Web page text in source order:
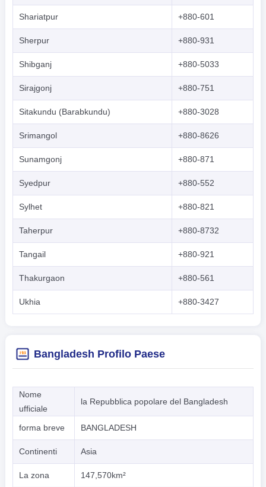
Shariatpur +880-601
Sherpur +880-931
Shibganj +880-5033
Sirajgonj +880-751
Sitakundu (Barabkundu) +880-3028
Srimangol +880-8626
Sunamgonj +880-871
Syedpur +880-552
Sylhet +880-821
Taherpur +880-8732
Tangail +880-921
Thakurgaon +880-561
Ukhia +880-3427
Bangladesh Profilo Paese
Nome
ufficiale
la Repubblica popolare del Bangladesh
forma breve BANGLADESH
Continenti Asia
La zona 147,570km²